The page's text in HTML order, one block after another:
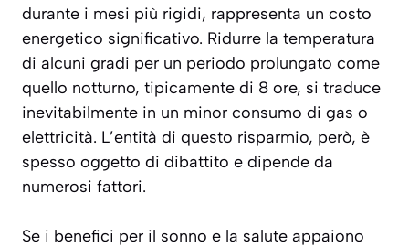
durante i mesi più rigidi, rappresenta un costo
energetico significativo. Ridurre la temperatura
di alcuni gradi per un periodo prolungato come
quello notturno, tipicamente di 8 ore, si traduce
inevitabilmente in un minor consumo di gas o
elettricità. L’entità di questo risparmio, però, è
spesso oggetto di dibattito e dipende da
numerosi fattori.
Se i benefici per il sonno e la salute appaiono